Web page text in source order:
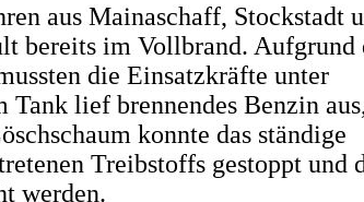
aus Mainaschaff, Stockstadt
bereits im Vollbrand. Aufgrund
die Einsatzkräfte unter
Tank lief brennendes Benzin
konnte das ständige
Treibstoffs gestoppt und
werden.